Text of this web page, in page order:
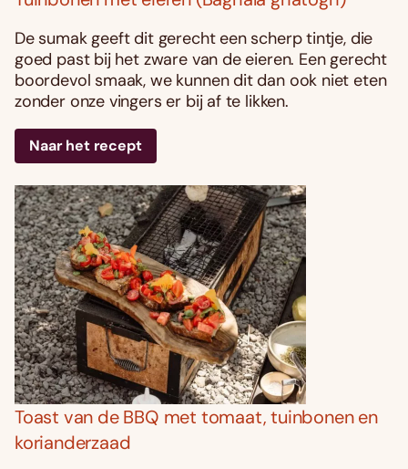
De sumak geeft dit gerecht een scherp tintje, die
goed past bij het zware van de eieren. Een gerecht
boordevol smaak, we kunnen dit dan ook niet eten
zonder onze vingers er bij af te likken.
Naar het recept
Toast van de BBQ met tomaat, tuinbonen en
korianderzaad